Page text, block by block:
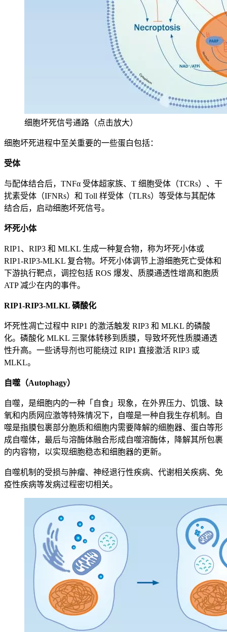
细胞坏死信号通路（点击放大）
细胞坏死进程中至关重要的一些蛋白包括：
受体
与配体结合后，TNFα 受体超家族、T 细胞受体（TCRs）、干
扰素受体（IFNRs）和 Toll 样受体（TLRs）等受体与其配体
结合后，启动细胞坏死信号。
坏死小体
RIP1、RIP3 和 MLKL 生成一种复合物，称为坏死小体或
RIP1-RIP3-MLKL 复合物。坏死小体调节上游细胞死亡受体和
下游执行靶点，调控包括 ROS 爆发、质膜通透性增高和胞质
ATP 减少在内的事件。
RIP1-RIP3-MLKL 磷酸化
坏死性凋亡过程中 RIP1 的激活触发 RIP3 和 MLKL 的磷酸
化。磷酸化 MLKL 三聚体转移到质膜，导致坏死性质膜通透
性升高。一些诱导剂也可能绕过 RIP1 直接激活 RIP3 或
MLKL。
自噬（Autophagy）
自噬，是细胞内的一种「自食」现象，在外界压力、饥饿、缺
氧和内质网应激等特殊情况下，自噬是一种自我生存机制。自
噬是指膜包裹部分胞质和细胞内需要降解的细胞器、蛋白等形
成自噬体，最后与溶酶体融合形成自噬溶酶体，降解其所包裹
的内容物，以实现细胞稳态和细胞器的更新。
自噬机制的受损与肿瘤、神经退行性疾病、代谢相关疾病、免
疫性疾病等发病过程密切相关。